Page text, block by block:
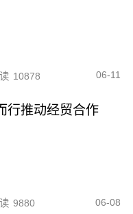
10878 06-11
行推动经贸合作
9880 06-08